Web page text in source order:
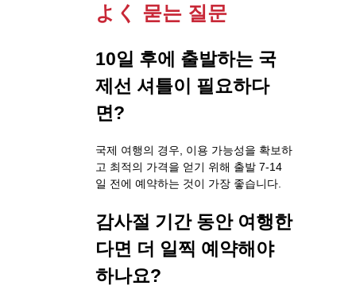
よく 묻는 질문
10일 후에 출발하는 국
제선 셔틀이 필요하다
면?
국제 여행의 경우, 이용 가능성을 확보하
고 최적의 가격을 얻기 위해 출발 7-14
일 전에 예약하는 것이 가장 좋습니다.
감사절 기간 동안 여행한
다면 더 일찍 예약해야
하나요?